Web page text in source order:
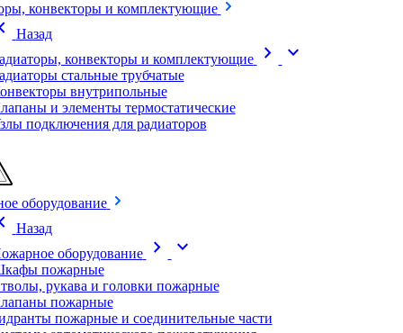
конвекторы и комплектующие
Назад
конвекторы и комплектующие
chevron_right expand_more
стальные трубчатые
внутрипольные
и элементы термостатические
подключения для радиаторов
оборудование
Назад
оборудование
chevron_right expand_more
пожарные
рукава и головки пожарные
пожарные
пожарные и соединительные части